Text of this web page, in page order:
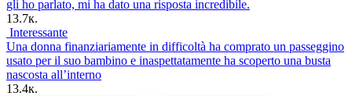
gli ho parlato, mi ha dato una risposta incredibile.
13.7к.
Interessante
Una donna finanziariamente in difficoltà ha comprato un passeggino
usato per il suo bambino e inaspettatamente ha scoperto una busta
nascosta all’interno
13.4к.